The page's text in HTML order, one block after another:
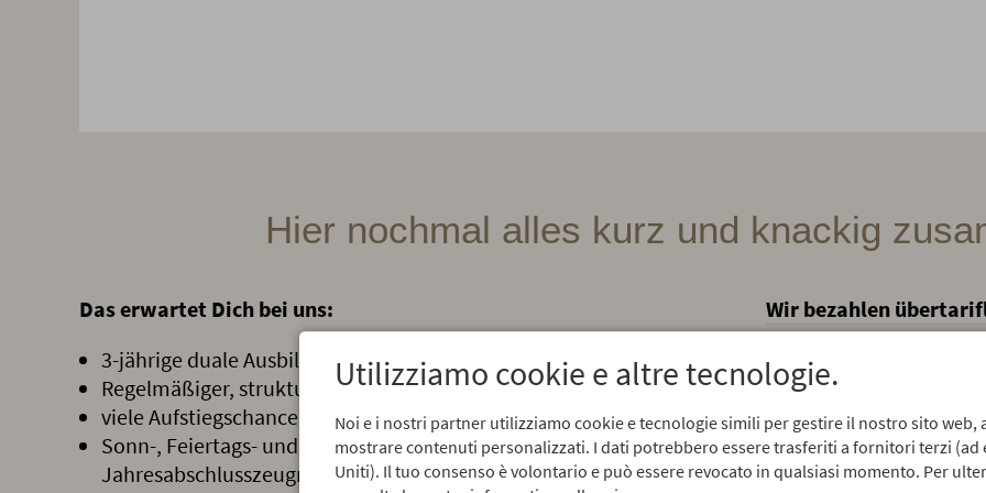
Hier nochmal alles kurz und knackig
Das erwartet Dich bei uns:
3-jährige duale Ausbildung in Hotel & Schule mit Blockunterricht
Regelmäßiger, strukturierter Abteilungswechsel
viele Aufstiegschancen und Weiterbildungsmöglichkeiten
Sonn-, Feiertags- und Nachtzuschläge, Sonderprämie für ein gutes
Jahresabschlusszeugnis
Wir bezahlen
2. Ausbildungsjahr
3. Ausbildungsjahr
€
Utilizziamo cookie e altre tecnologie.
Noi e i nostri partner utilizziamo cookie e tecnologie simili per gestire il nostro sito web,
mostrare contenuti personalizzati. I dati potrebbero essere trasferiti a fornitori terzi (ad
Uniti). Il tuo consenso è volontario e può essere revocato in qualsiasi momento. Per